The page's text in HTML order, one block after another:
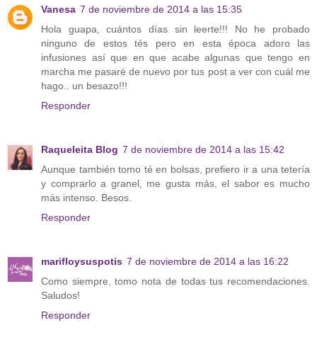
Vanesa 7 de noviembre de 2014 a las 15:35
Hola guapa, cuántos días sin leerte!!! No he probado
ninguno de estos tés pero en esta época adoro las
infusiones así que en que acabe algunas que tengo en
marcha me pasaré de nuevo por tus post a ver con cuál me
hago.. un besazo!!!
Responder
Raqueleita Blog 7 de noviembre de 2014 a las 15:42
Aunque también tomo té en bolsas, prefiero ir a una tetería
y comprarlo a granel, me gusta más, el sabor es mucho
más intenso. Besos.
Responder
marifloysuspotis 7 de noviembre de 2014 a las 16:22
Como siempre, tomo nota de todas tus recomendaciones.
Saludos!
Responder